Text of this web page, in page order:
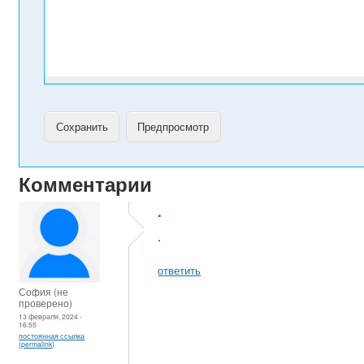
Комментарии
София (не
проверено)
13 февраля, 2024 -
16:55
постоянная ссылка
(permalink)
.
.
ответить